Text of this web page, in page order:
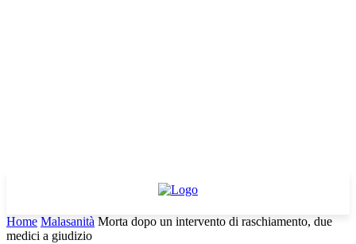
Home Malasanità Morta dopo un intervento di raschiamento, due
medici a giudizio